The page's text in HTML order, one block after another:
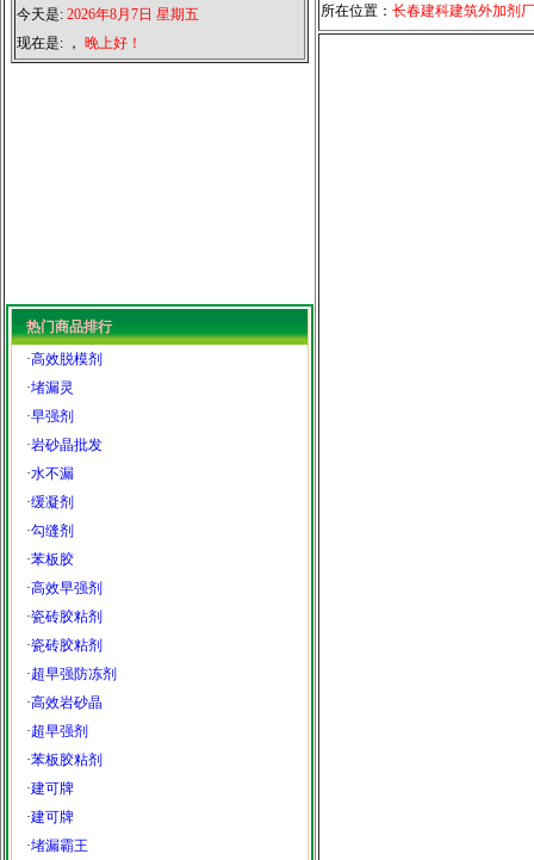
今天是: 2026年8月7日 星期五
现在是: ， 晚上好！
热门商品排行
·高效脱模剂
·堵漏灵
·早强剂
·岩砂晶批发
·水不漏
·缓凝剂
·勾缝剂
·苯板胶
·高效早强剂
·瓷砖胶粘剂
·瓷砖胶粘剂
·超早强防冻剂
·高效岩砂晶
·超早强剂
·苯板胶粘剂
·建可牌
·建可牌
·堵漏霸王
所在位置： 长春建科建筑外加剂厂